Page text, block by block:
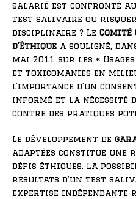
salarié est confronté
test salivaire ou
disciplinaire ? Le
d’Éthique a souligné,
mai 2011 sur les «
et toxicomanies en
l’importance d’un
informé et la nécessité
contre des pratiques
Le développement de
adaptées constitue une
défis éthiques. La
résultats d’un test
expertise indépendante